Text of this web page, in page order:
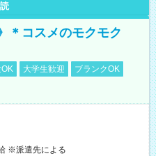
＊コスメのモクモク
大学生歓迎
ブランクOK
※派遣先による